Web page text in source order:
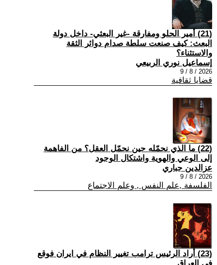
(21) أمير الحلو ومفارقة -غير البعثي- داخل دولة
البعث: كيف صنعت سلطة صدام دوائر الثقة
والاستثناء؟
إسماعيل نوري الربيعي
2026 / 8 / 9
قضايا ثقافية
(22) ما الذي نحمّله حين نحمّل العقل؟ من الفاهمة
إلى الوعي والهوية واشتكال الوجود
عزالدين جباري
2026 / 8 / 9
الفلسفة ,علم النفس , وعلم الاجتماع
(23) أراد الرئيس ترامب تغيير النظام في ايران فوقع